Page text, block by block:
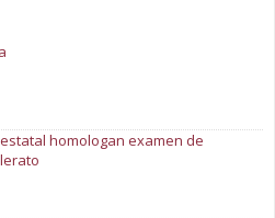
homologan examen de